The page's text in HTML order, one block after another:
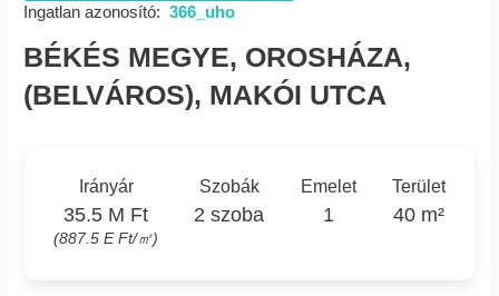
Ingatlan azonosító: 366_uho
BÉKÉS MEGYE, OROSHÁZA,
(BELVÁROS), MAKÓI UTCA
Irányár
35.5 M Ft
(887.5 E Ft/㎡)
Szobák
2 szoba
Emelet
1
Terület
40 m²